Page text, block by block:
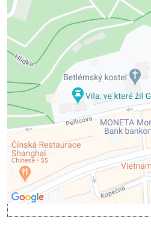
Externí obsah je
soukromí
Přejete si načíst externí
Povolit jednou
Povolit a zapamatovat -
cookie: Funkční
Otevřít obsah v